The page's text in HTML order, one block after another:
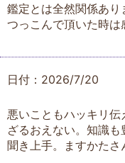
鑑定とは全然関係あり
つっこんで頂いた時は
日付：2026/7/20
悪いこともハッキリ
ざるおえない。知識
聞き上手。ますかた